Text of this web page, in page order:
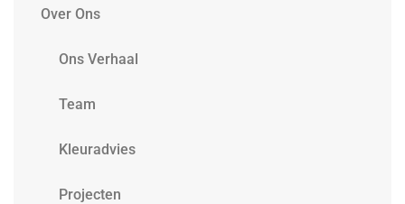
Over Ons
Ons Verhaal
Team
Kleuradvies
Projecten